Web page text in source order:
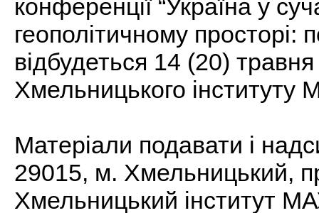
конференції “Україна у
геополітичному просторі:
відбудеться 14 (20)
Хмельницького інституту
Матеріали подавати і
29015, м. Хмельницький,
Хмельницький інститут